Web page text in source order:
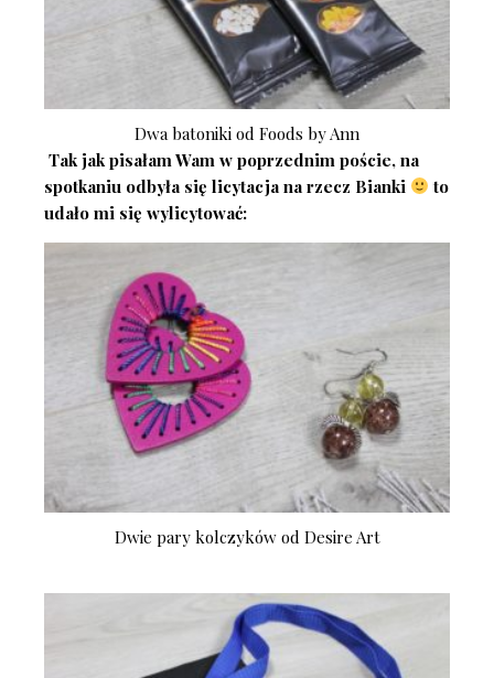
Dwa batoniki od Foods by Ann
Tak jak pisałam Wam w poprzednim poście, na
spotkaniu odbyła się licytacja na rzecz Bianki
to
udało mi się wylicytować:
Dwie pary kolczyków od Desire Art